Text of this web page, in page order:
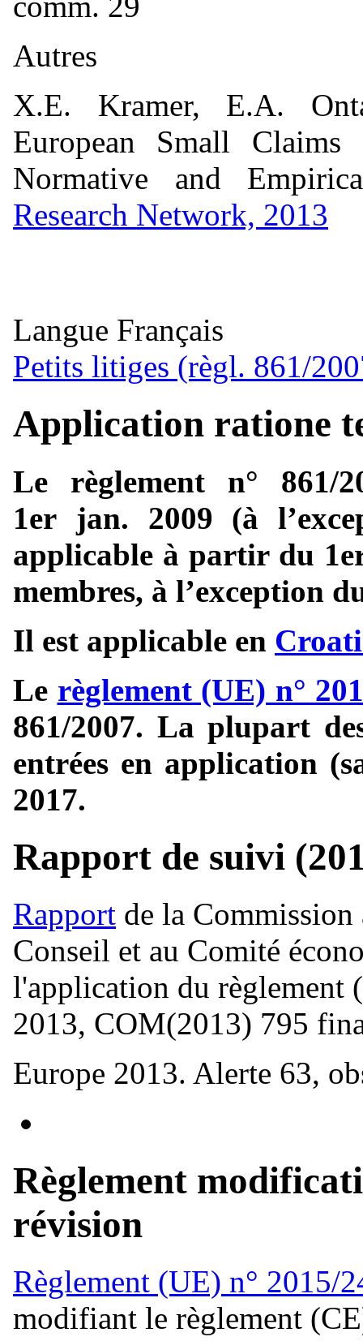
Autres
X.E. Kramer, E.A.
European Small Claims
Normative and
Research Network, 2013
Langue Français
Petits litiges (règl. 861/
Application ratione
Le règlement n° 861/
1er jan. 2009 (à
applicable à partir du
membres, à l’exception
Il est applicable en
Le règlement (UE) n°
861/2007. La plupart
entrées en application
2017.
Rapport de suivi
Rapport de la Commission
Conseil et au Comité
l'application du règlement
2013, COM(2013) 795
Europe 2013. Alerte 63,
Règlement
révision
Règlement (UE) n° 2015/
modifiant le règlement